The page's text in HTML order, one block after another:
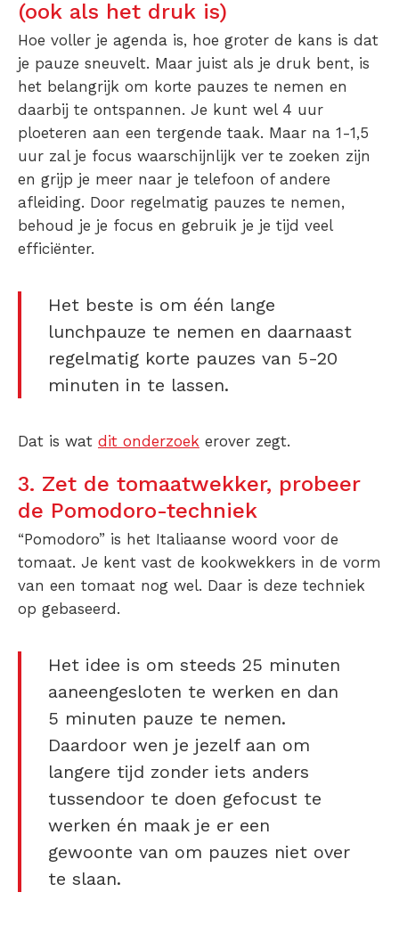
(ook als het druk is)
Hoe voller je agenda is, hoe groter de kans is dat
je pauze sneuvelt. Maar juist als je druk bent, is
het belangrijk om korte pauzes te nemen en
daarbij te ontspannen. Je kunt wel 4 uur
ploeteren aan een tergende taak. Maar na 1-1,5
uur zal je focus waarschijnlijk ver te zoeken zijn
en grijp je meer naar je telefoon of andere
afleiding. Door regelmatig pauzes te nemen,
behoud je je focus en gebruik je je tijd veel
efficiënter.
Het beste is om één lange
lunchpauze te nemen en daarnaast
regelmatig korte pauzes van 5-20
minuten in te lassen.
Dat is wat dit onderzoek erover zegt.
3. Zet de tomaatwekker, probeer
de Pomodoro-techniek
“Pomodoro” is het Italiaanse woord voor de
tomaat. Je kent vast de kookwekkers in de vorm
van een tomaat nog wel. Daar is deze techniek
op gebaseerd.
Het idee is om steeds 25 minuten
aaneengesloten te werken en dan
5 minuten pauze te nemen.
Daardoor wen je jezelf aan om
langere tijd zonder iets anders
tussendoor te doen gefocust te
werken én maak je er een
gewoonte van om pauzes niet over
te slaan.